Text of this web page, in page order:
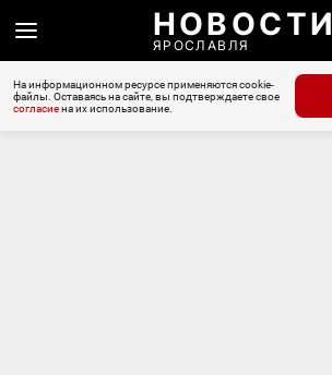
НОВОСТИ
ЯРОСЛАВЛЯ
На информационном ресурсе применяются cookie-
файлы. Оставаясь на сайте, вы подтверждаете свое
согласиена их использование.